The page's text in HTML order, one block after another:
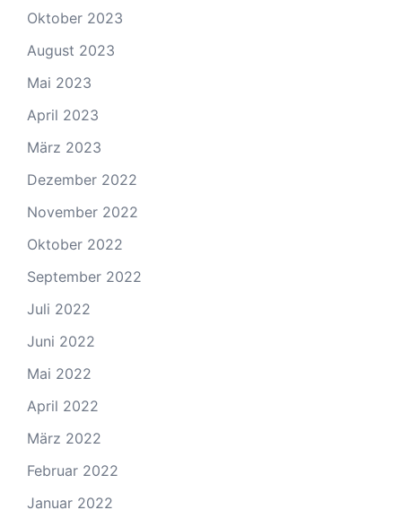
Oktober 2023
August 2023
Mai 2023
April 2023
März 2023
Dezember 2022
November 2022
Oktober 2022
September 2022
Juli 2022
Juni 2022
Mai 2022
April 2022
März 2022
Februar 2022
Januar 2022